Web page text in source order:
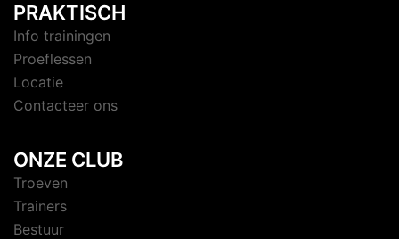
PRAKTISCH
Info trainingen
Proeflessen
Locatie
Contacteer ons
ONZE CLUB
Troeven
Trainers
Bestuur